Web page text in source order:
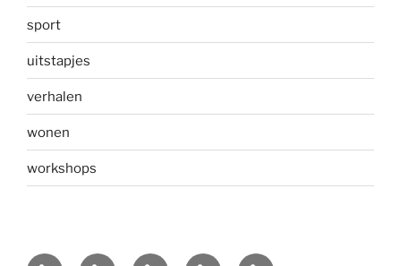
sport
uitstapjes
verhalen
wonen
workshops